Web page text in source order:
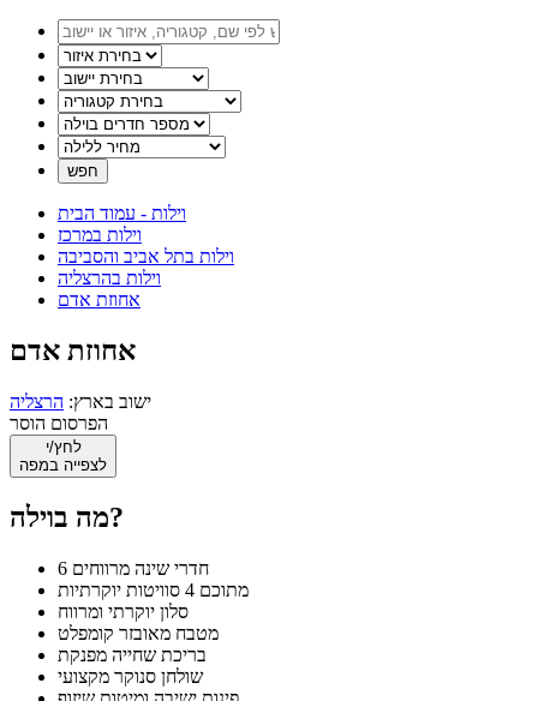
וילות - עמוד הבית
וילות במרכז
וילות בתל אביב והסביבה
וילות בהרצליה
אחוזת אדם
אחוזת אדם
ישוב בארץ: הרצליה
הפרסום הוסר
לחץ/י
לצפייה במפה
מה בוילה?
6 חדרי שינה מרווחים
מתוכם 4 סוויטות יוקרתיות
סלון יוקרתי ומרווח
מטבח מאובזר קומפלט
בריכת שחייה מפנקת
שולחן סנוקר מקצועי